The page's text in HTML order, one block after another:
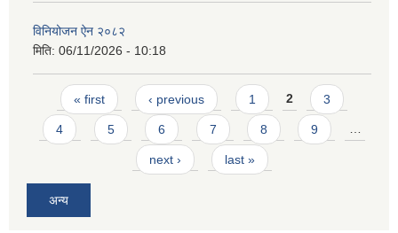
विनियोजन ऐन २०८२
मिति: 06/11/2026 - 10:18
Pages
« first ‹ previous 1 2 3
4 5 6 7 8 9 …
next › last »
अन्य